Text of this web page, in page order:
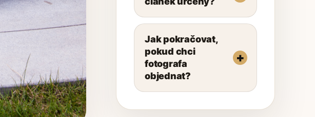
Jak pokračovat,
pokud chci
fotografa
objednat?